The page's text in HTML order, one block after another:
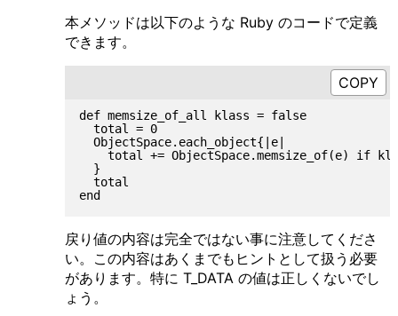
本メソッドは以下のような Ruby のコードで定義
できます。
def memsize_of_all klass = false
  total = 0
  ObjectSpace.each_object{|e|
total += ObjectSpace.memsize_of(e) if
  }
  total
戻り値の内容は完全ではない事に注意してくださ
い。この内容はあくまでもヒントとして扱う必要
があります。特に T_DATA の値は正しくないでし
ょう。